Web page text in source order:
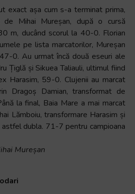
exact așa cum s-a terminat prima,
Mihai Mureșan, după o cursă
m, ducând scorul la 40-0. Florian
pe lista marcatorilor, Mureșan
0. Au urmat încă două eseuri ale
Țiglă și Sikuea Taliauli, ultimul fiind
Harasim, 59-0. Clujenii au marcat
Dragoș Damian, transformat de
la final, Baia Mare a mai marcat
Lămboiu, transformare Harasim și
astfel dubla. 71-7 pentru campioana
Mureșan